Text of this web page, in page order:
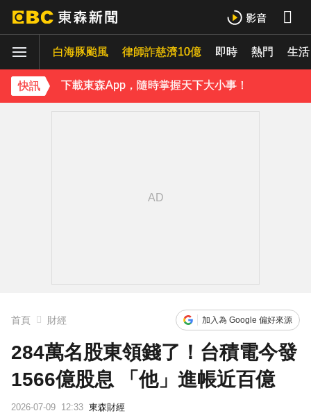
白海豚颱風 律師詐慈濟10億 即時 熱門 生活
快訊
《理財達人秀》X 安聯投信免費講座報名中！搶先卡位 2027
下載東森App，隨時掌握天下大小事！
首頁 財經 加入為 Google 偏好來源
284萬名股東領錢了！台積電今發
1566億股息 「他」進帳近百億
2026-07-09 12:33 東森財經